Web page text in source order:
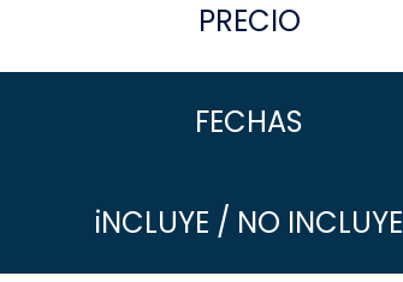
PRECIO
FECHAS
iNCLUYE / NO INCLUYE